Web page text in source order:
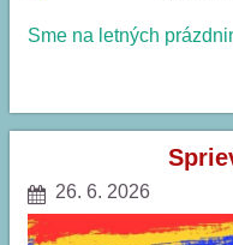
Sme na letných
PRÁZDNINY:
26. 6. 2026